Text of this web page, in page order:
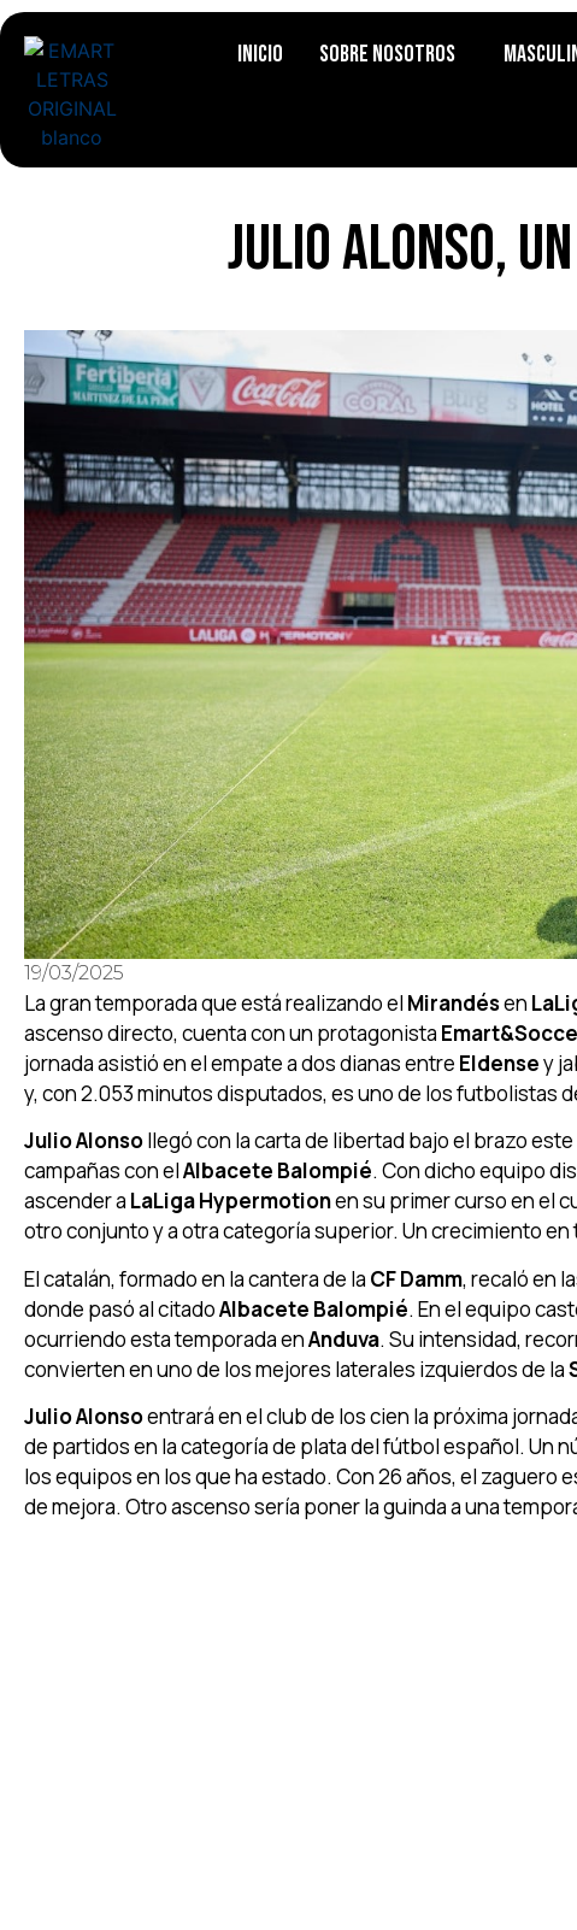
Inicio Sobre Nosotros
Julio Alonso,
19/03/2025
La gran temporada que está realizando el Mirandésen
ascenso directo, cuenta con un protagonista
jornada asistió en el empate a dos dianas entre Eldensey
y, con 2.053 minutos disputados, es uno de los futbolistas
Julio Alonsollegó con la carta de libertad bajo el brazo
campañas con elAlbacete Balompié. Con dicho equipo
ascender a LaLiga Hypermotionen su primer curso en el
otro conjunto y a otra categoría superior. Un crecimiento en
El catalán, formado en la cantera de la CF Damm, recaló en
donde pasó al citadoAlbacete Balompié. En el equipo
ocurriendo esta temporada enAnduva. Su intensidad,
convierten en uno de los mejores laterales izquierdos de la
Julio Alonsoentrará en el club de los cien la próxima
de partidos en la categoría de plata del fútbol español. Un
los equipos en los que ha estado. Con 26 años, el zaguero
de mejora. Otro ascenso sería poner la guinda a una